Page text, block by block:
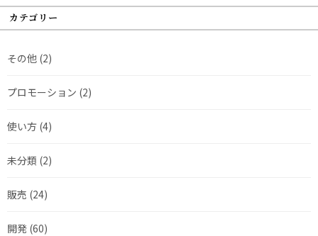
カテゴリー
その他 (2)
プロモーション (2)
使い方 (4)
未分類 (2)
販売 (24)
開発 (60)